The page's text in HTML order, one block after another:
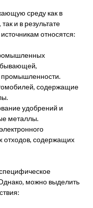
среду как в
и в результате
относятся:
промышленности.
содержащие
удобрений и
металлы.
отходов, содержащих
можно выделить